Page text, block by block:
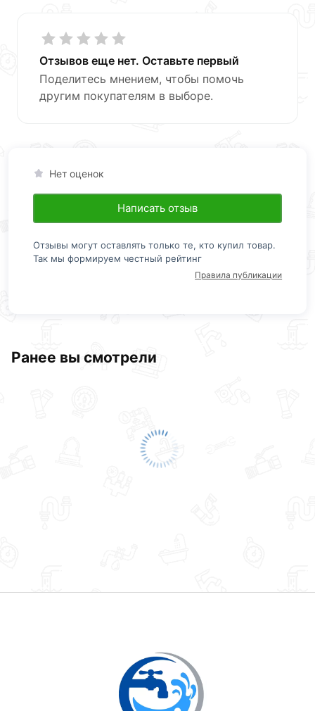
Отзывов еще нет. Оставьте первый
Поделитесь мнением, чтобы помочь
другим покупателям в выборе.
Нет оценок
Написать отзыв
Отзывы могут оставлять только те, кто купил товар.
Так мы формируем честный рейтинг
Правила публикации
Ранее вы смотрели